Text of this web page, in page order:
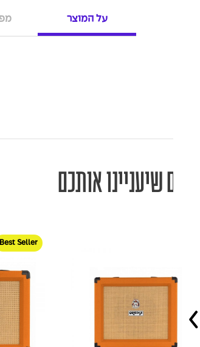
על המוצר
מוצרים שיעניינו אותכם
Seller